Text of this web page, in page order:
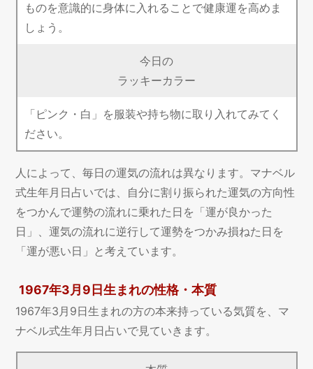
ものを意識的に身体に入れることで健康運を高めま
しょう。
今日の
ラッキーカラー
「ピンク・白」を服装や持ち物に取り入れてみてく
ださい。
人によって、毎日の運気の流れは異なります。マナベル
式生年月日占いでは、自分に割り振られた運気の方向性
をつかんで運勢の流れに乗れた日を「運が良かった
日」、運気の流れに逆行して運勢をつかみ損ねた日を
「運が悪い日」と考えています。
1967年3月9日生まれの性格・本質
1967年3月9日生まれの方の本来持っている気質を、マ
ナベル式生年月日占いで見ていきます。